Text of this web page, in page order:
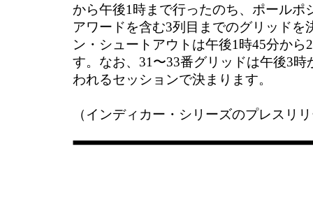
から午後1時まで行ったのち、ポールポ
アワードを含む3列目までのグリッドを
ン・シュートアウトは午後1時45分から
す。なお、31〜33番グリッドは午後3時
われるセッションで決まります。
（インディカー・シリーズのプレスリ